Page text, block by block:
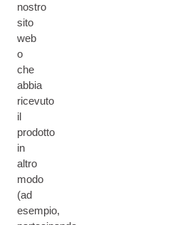
nostro
sito
web
o
che
abbia
ricevuto
il
prodotto
in
altro
modo
(ad
esempio,